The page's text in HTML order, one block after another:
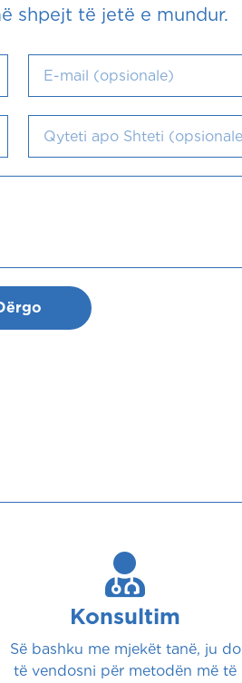
shpejt të jetë e mundur.
Konsultim
Së bashku me mjekët tanë, ju do
të vendosni për metodën më të